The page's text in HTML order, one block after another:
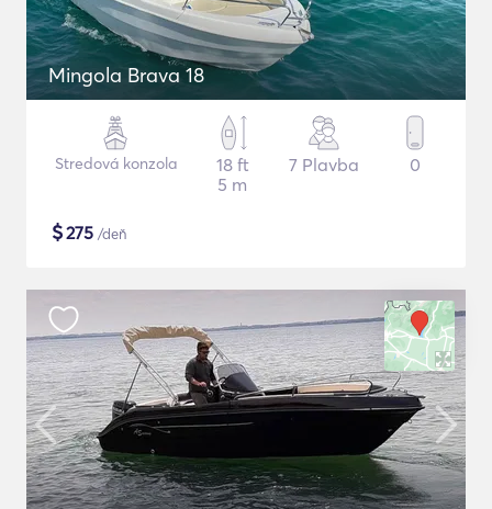
Mingola Brava 18
Stredová konzola
18 ft
5 m
7 Plavba 0
$275 /deň